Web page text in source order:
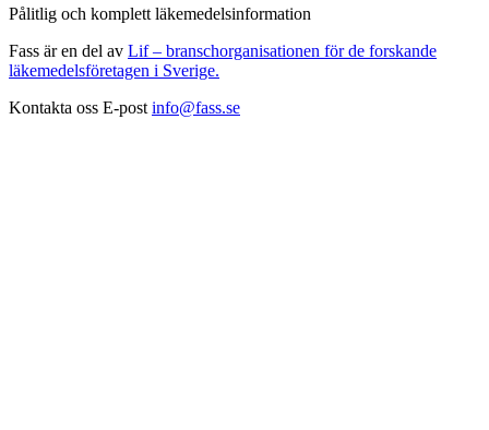
Pålitlig och komplett läkemedelsinformation
Fass är en del av Lif – branschorganisationen för de forskande
läkemedelsföretagen i Sverige.
Kontakta oss E-post info@fass.se